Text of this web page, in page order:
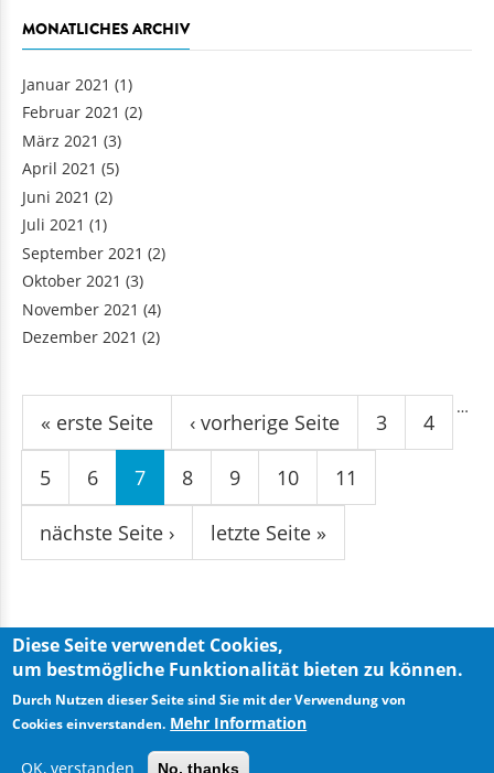
MONATLICHES ARCHIV
Januar 2021 (1)
Februar 2021 (2)
März 2021 (3)
April 2021 (5)
Juni 2021 (2)
Juli 2021 (1)
September 2021 (2)
Oktober 2021 (3)
November 2021 (4)
Dezember 2021 (2)
Seiten
« erste Seite ‹ vorherige Seite
…
3 4
5 6 7 8 9 10 11
nächste Seite › letzte Seite »
Diese Seite verwendet Cookies,
um bestmögliche Funktionalität bieten zu können.
Durch Nutzen dieser Seite sind Sie mit der Verwendung von
Cookies einverstanden. Mehr Information
OK, verstanden No, thanks